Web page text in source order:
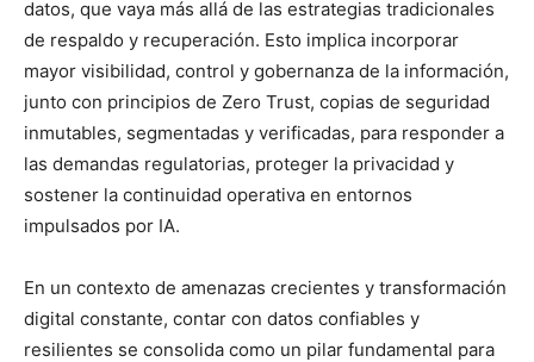
datos, que vaya más allá de las estrategias tradicionales
de respaldo y recuperación. Esto implica incorporar
mayor visibilidad, control y gobernanza de la información,
junto con principios de Zero Trust, copias de seguridad
inmutables, segmentadas y verificadas, para responder a
las demandas regulatorias, proteger la privacidad y
sostener la continuidad operativa en entornos
impulsados por IA.
En un contexto de amenazas crecientes y transformación
digital constante, contar con datos confiables y
resilientes se consolida como un pilar fundamental para